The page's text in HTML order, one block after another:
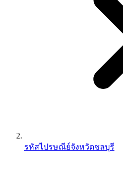
รหัสไปรษณีย์จังหวัดชลบุรี